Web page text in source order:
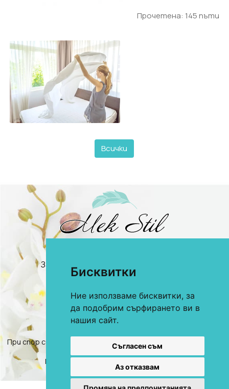
Бисквитки
Ние използваме бисквитки, за
да подобрим сърфирането ви в
нашия сайт.
Съгласен съм
Аз отказвам
Прочетена: 145 пъти
Всички
За търговци и хотели
E-mail:office@mekstil.com
При спор свързан с покупка онлайн, използвате "сайта ОРС"
2026, Всички права запазени.
Политика за защита на личните данни
Условия за ползване.